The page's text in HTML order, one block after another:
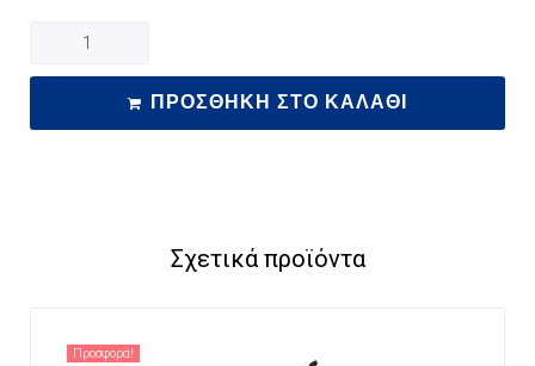
ΠΡΟΣΘΉΚΗ ΣΤΟ ΚΑΛΆΘΙ
Σχετικά προϊόντα
Προσφορά!